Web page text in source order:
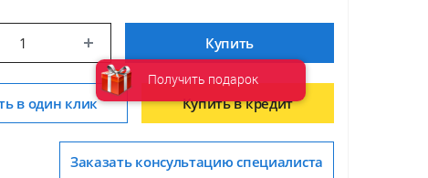
Купить
в один клик Купить в кредит
Заказать консультацию специалиста
Получить подарок